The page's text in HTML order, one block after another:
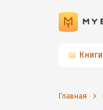
📖 Книги
Главная